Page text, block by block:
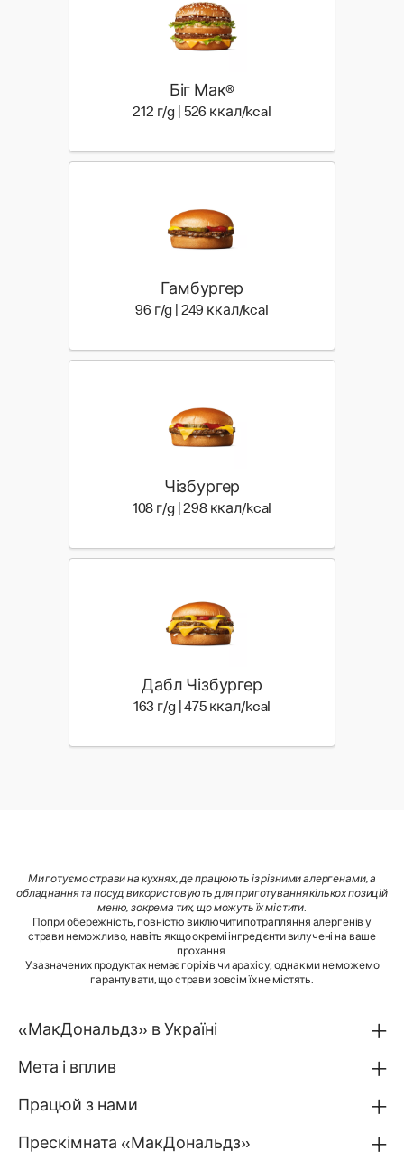
Біг Мак®
212 г/g | 526 ккал/kcal
Гамбургер
96 г/g | 249 ккал/kcal
Чізбургер
108 г/g | 298 ккал/kcal
Дабл Чізбургер
163 г/g | 475 ккал/kcal
Ми готуємо страви на кухнях, де працюють із різними алергенами, а
обладнання та посуд використовують для приготування кількох позицій
меню, зокрема тих, що можуть їх містити.
Попри обережність, повністю виключити потрапляння алергенів у
страви неможливо, навіть якщо окремі інгредієнти вилучені на ваше
прохання.
У зазначених продуктах немає горіхів чи арахісу, однак ми не можемо
гарантувати, що страви зовсім їх не містять.
«МакДональдз» в Україні
Мета і вплив
Працюй з нами
Прескімната «МакДональдз»